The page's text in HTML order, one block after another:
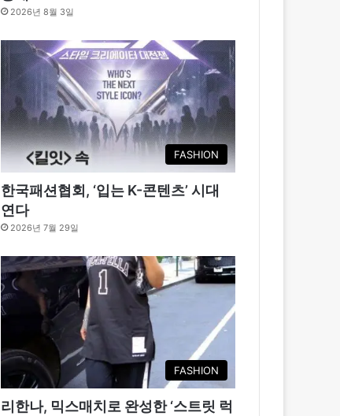
2026년 8월 3일
FASHION
한국패션협회, ‘입는 K-콘텐츠’ 시대
연다
2026년 7월 29일
FASHION
리한나, 믹스매치로 완성한 ‘스트릿 럭